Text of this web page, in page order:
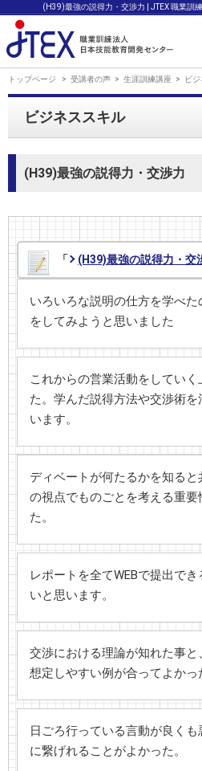
(H39)最強の説得力・交渉力 | JTEX 職業訓
トップページ 受講者の声 生涯訓練講座 ビ
ビジネススキル
(H39)最強の説得力・交渉力
「 (H39)最強の説得力・交
いろいろな説明の仕方を学べ
をしてみようと思いました
これからの営業活動をしてい
た。学んだ説得方法や交渉術
います。
ディベートが何たるかを知る
の視点でものごとを考える重
た。
レポートを全てWEBで提出で
いと思います。
交渉における理論が知れた事
想定しやすい例が合ってよかっ
日ごろ行っている言動が良く
に繋げれることがよかった。